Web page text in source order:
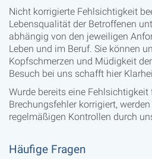
Nicht korrigierte Fehlsichtigkeit
Lebensqualität der Betroffenen
abhängig von den jeweiligen
Leben und im Beruf. Sie können
Kopfschmerzen und Müdigkeit
Besuch bei uns schafft hier
Wurde bereits eine
Brechungsfehler korrigiert,
regelmäßigen Kontrollen durch
Häufige Fragen